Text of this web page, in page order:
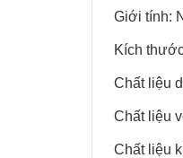
Giới tính:
Kích
Chất liệu
Chất liệu
Chất liệu